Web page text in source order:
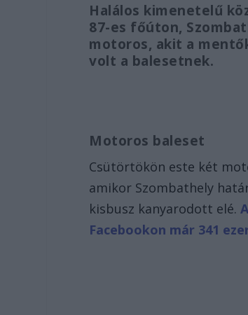
Halálos kimenetelű
87-es főúton,
motoros, akit a
volt a balesetnek.
Motoros baleset
Csütörtökön este két
amikor Szombathely
kisbusz kanyarodott elé.
Facebookon már 341